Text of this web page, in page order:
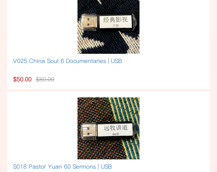
V025 China Soul 6 Documentaries | USB
$50.00 $80.00
S018 Pastor Yuan 60 Sermons | USB